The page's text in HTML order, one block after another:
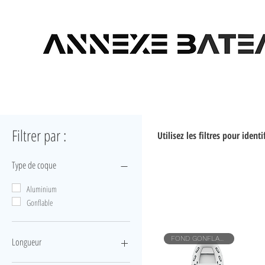
Filtrer par :
Type de coque
Aluminium
Gonflable
Longueur FOND GONFLABLE
Utilisez les filtres pour